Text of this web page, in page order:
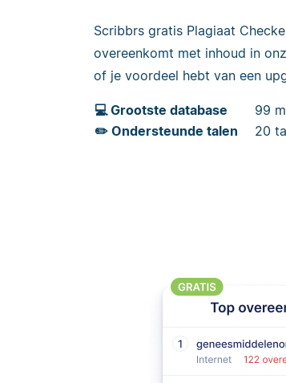
Scribbrs gratis Plagiaat
overeenkomt met inhoud in
of je voordeel hebt van een
💻 Grootste database
99
✏️ Ondersteunde talen
20